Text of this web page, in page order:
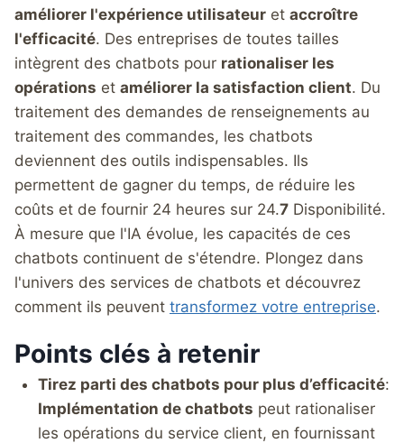
améliorer l'expérience utilisateur et accroître
l'efficacité. Des entreprises de toutes tailles
intègrent des chatbots pour rationaliser les
opérations et améliorer la satisfaction client. Du
traitement des demandes de renseignements au
traitement des commandes, les chatbots
deviennent des outils indispensables. Ils
permettent de gagner du temps, de réduire les
coûts et de fournir 24 heures sur 24.7 Disponibilité.
À mesure que l'IA évolue, les capacités de ces
chatbots continuent de s'étendre. Plongez dans
l'univers des services de chatbots et découvrez
comment ils peuvent transformez votre entreprise.
Points clés à retenir
Tirez parti des chatbots pour plus d’efficacité:
Implémentation de chatbots peut rationaliser
les opérations du service client, en fournissant